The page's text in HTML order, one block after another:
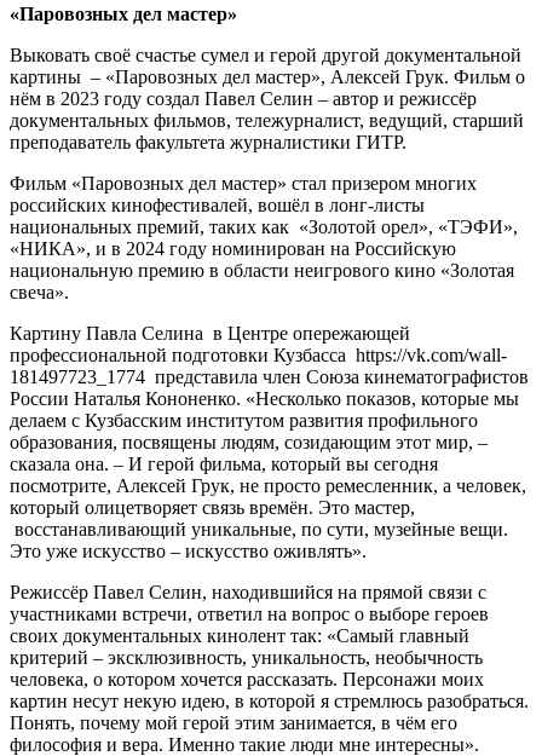
«Паровозных дел мастер»
Выковать своё счастье сумел и герой другой документальной
картины – «Паровозных дел мастер», Алексей Грук. Фильм о
нём в 2023 году создал Павел Селин – автор и режиссёр
документальных фильмов, тележурналист, ведущий, старший
преподаватель факультета журналистики ГИТР.
Фильм «Паровозных дел мастер» стал призером многих
российских кинофестивалей, вошёл в лонг-листы
национальных премий, таких как «Золотой орел», «ТЭФИ»,
«НИКА», и в 2024 году номинирован на Российскую
национальную премию в области неигрового кино «Золотая
свеча».
Картину Павла Селина в Центре опережающей
профессиональной подготовки Кузбасса https://vk.com/wall-
181497723_1774 представила член Союза кинематографистов
России Наталья Кононенко. «Несколько показов, которые мы
делаем с Кузбасским институтом развития профильного
образования, посвящены людям, созидающим этот мир, –
сказала она. – И герой фильма, который вы сегодня
посмотрите, Алексей Грук, не просто ремесленник, а человек,
который олицетворяет связь времён. Это мастер,
восстанавливающий уникальные, по сути, музейные вещи.
Это уже искусство – искусство оживлять».
Режиссёр Павел Селин, находившийся на прямой связи с
участниками встречи, ответил на вопрос о выборе героев
своих документальных кинолент так: «Самый главный
критерий – эксклюзивность, уникальность, необычность
человека, о котором хочется рассказать. Персонажи моих
картин несут некую идею, в которой я стремлюсь разобраться.
Понять, почему мой герой этим занимается, в чём его
философия и вера. Именно такие люди мне интересны».